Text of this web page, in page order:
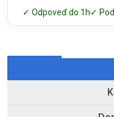
✓ Odpoveď do 1h✓